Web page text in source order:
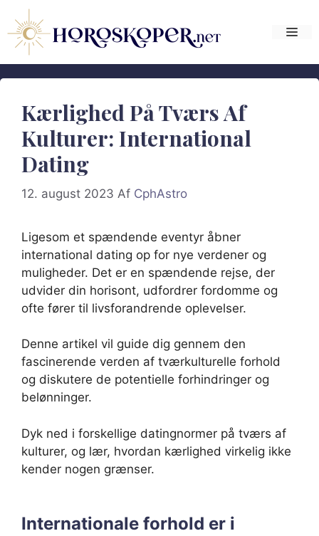
indhold
Kærlighed På Tværs Af
Kulturer: International
Dating
12. august 2023 Af CphAstro
Ligesom et spændende eventyr åbner
international dating op for nye verdener og
muligheder. Det er en spændende rejse, der
udvider din horisont, udfordrer fordomme og
ofte fører til livsforandrende oplevelser.
Denne artikel vil guide dig gennem den
fascinerende verden af tværkulturelle forhold
og diskutere de potentielle forhindringer og
belønninger.
Dyk ned i forskellige datingnormer på tværs af
kulturer, og lær, hvordan kærlighed virkelig ikke
kender nogen grænser.
Internationale forhold er i